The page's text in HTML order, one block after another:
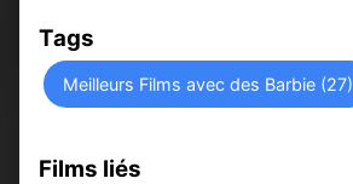
Tags
Meilleurs Films avec des Barbie (27)
Films liés